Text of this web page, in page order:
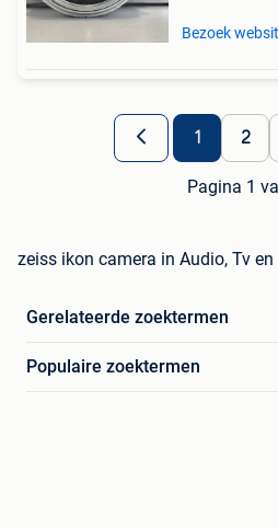
Bezoek
1 2
Pagina 1
zeiss ikon camera in Audio, Tv en
Gerelateerde zoektermen
Populaire zoektermen